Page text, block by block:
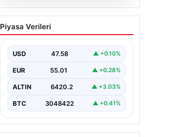
Yatırım araçlarının haftalık
performansı nasıl oldu?
Piyasa Verileri
USD 47.58 ▲ +0.10%
EUR 55.01 ▲ +0.28%
ALTIN 6420.2 ▲ +3.03%
BTC 3048422 ▲ +0.41%